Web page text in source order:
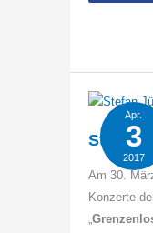
Apr.
3
2017
Stefan
Am 30.
Konzerte
„